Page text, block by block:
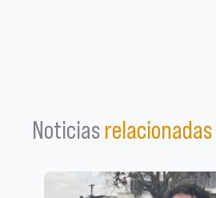
Noticias relacionadas